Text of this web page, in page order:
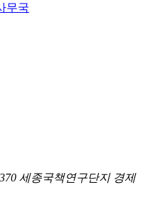
무국
세종국책연구단지 경제